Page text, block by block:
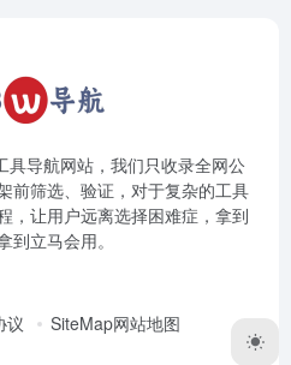
具导航网站，我们只收录全网公
前筛选、验证，对于复杂的工具
，让用户远离选择困难症，拿到
到立马会用。
议 SiteMap网站地图